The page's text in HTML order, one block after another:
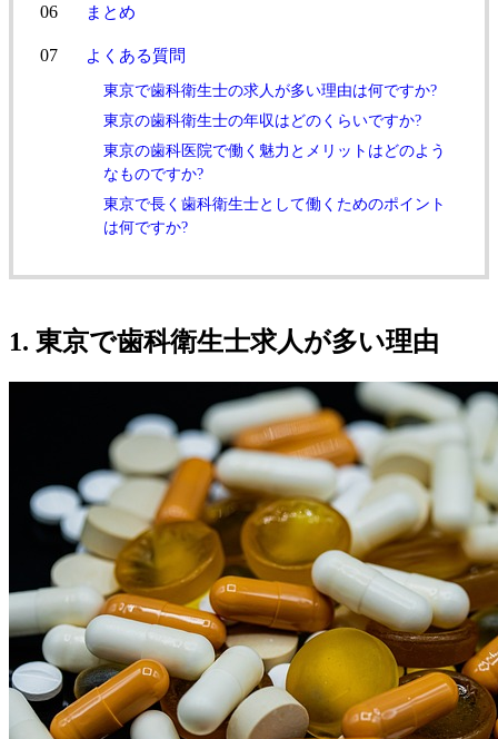
まとめ
よくある質問
東京で歯科衛生士の求人が多い理由は何ですか?
東京の歯科衛生士の年収はどのくらいですか?
東京の歯科医院で働く魅力とメリットはどのよう
なものですか?
東京で長く歯科衛生士として働くためのポイント
は何ですか?
1. 東京で歯科衛生士求人が多い理由